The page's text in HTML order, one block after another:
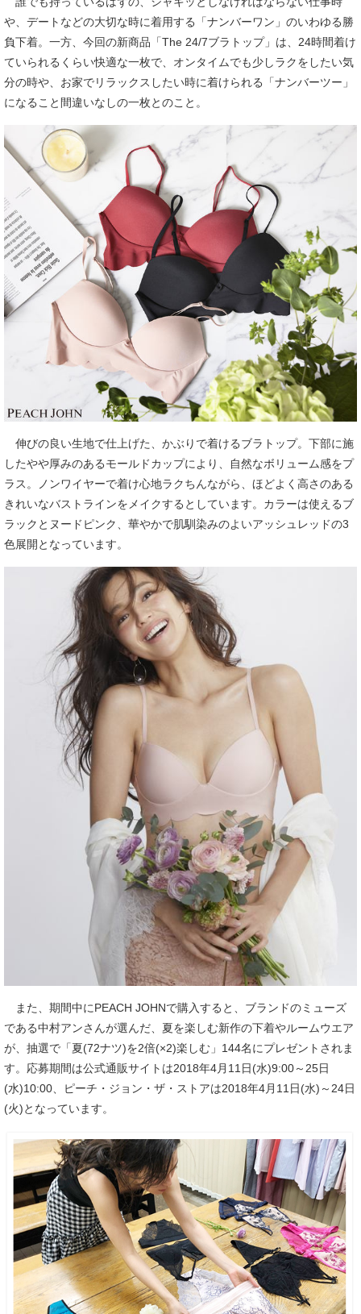
や、デートなどの大切な時に着用する「ナンバーワン」のいわゆる勝
負下着。一方、今回の新商品「The 24/7ブラトップ」は、24時間着け
ていられるくらい快適な一枚で、オンタイムでも少しラクをしたい気
分の時や、お家でリラックスしたい時に着けられる「ナンバーツー」
になること間違いなしの一枚とのこと。
伸びの良い生地で仕上げた、かぶりで着けるブラトップ。下部に施
したやや厚みのあるモールドカップにより、自然なボリューム感をプ
ラス。ノンワイヤーで着け心地ラクちんながら、ほどよく高さのある
きれいなバストラインをメイクするとしています。カラーは使えるブ
ラックとヌードピンク、華やかで肌馴染みのよいアッシュレッドの3
色展開となっています。
また、期間中にPEACH JOHNで購入すると、ブランドのミューズ
である中村アンさんが選んだ、夏を楽しむ新作の下着やルームウエア
が、抽選で「夏(72ナツ)を2倍(×2)楽しむ」144名にプレゼントされま
す。応募期間は公式通販サイトは2018年4月11日(水)9:00～25日
(水)10:00、ピーチ・ジョン・ザ・ストアは2018年4月11日(水)～24日
(火)となっています。